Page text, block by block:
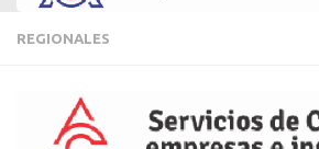
REGIONALES